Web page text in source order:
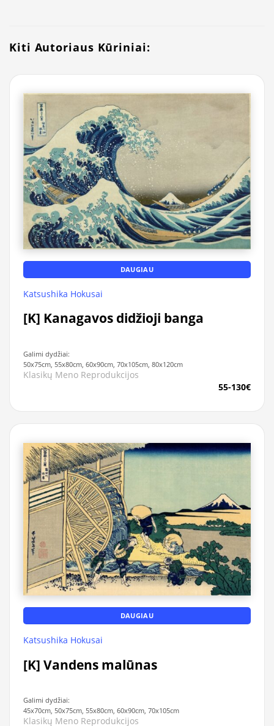
Kiti Autoriaus Kūriniai:
DAUGIAU
Katsushika Hokusai
[K] Kanagavos didžioji banga
Galimi dydžiai:
50x75cm, 55x80cm, 60x90cm, 70x105cm, 80x120cm
Klasikų Meno Reprodukcijos
55-130€
DAUGIAU
Katsushika Hokusai
[K] Vandens malūnas
Galimi dydžiai:
45x70cm, 50x75cm, 55x80cm, 60x90cm, 70x105cm
Klasikų Meno Reprodukcijos